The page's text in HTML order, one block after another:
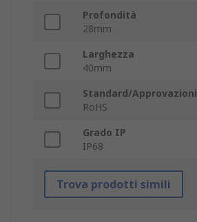
Profondità
28mm
Larghezza
40mm
Standard/Approvazioni
RoHS
Grado IP
IP68
Trova prodotti simili